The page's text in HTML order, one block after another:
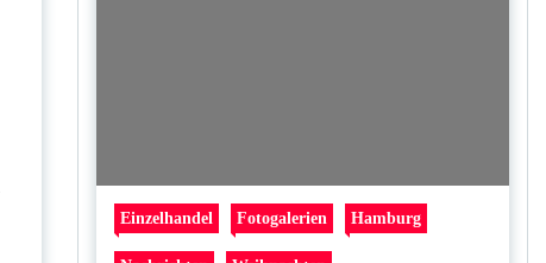
Einzelhandel Fotogalerien Hamburg